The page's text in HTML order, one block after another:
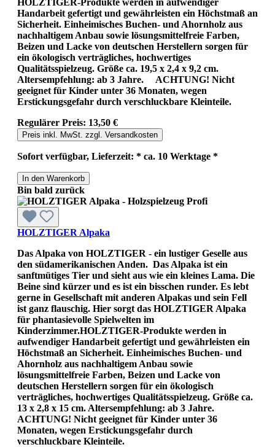
Handarbeit gefertigt und gewährleisten ein Höchstmaß an
Sicherheit. Einheimisches Buchen- und Ahornholz aus
nachhaltigem Anbau sowie lösungsmittelfreie Farben,
Beizen und Lacke von deutschen Herstellern sorgen für
ein ökologisch verträgliches, hochwertiges
Qualitätsspielzeug. Größe ca. 19,5 x 2,4 x 9,2 cm.
Altersempfehlung: ab 3 Jahre. ACHTUNG! Nicht
geeignet für Kinder unter 36 Monaten, wegen
Erstickungsgefahr durch verschluckbare Kleinteile.
Regulärer Preis: 13,50 €
Preis inkl. MwSt. zzgl. Versandkosten
Sofort verfügbar, Lieferzeit: * ca. 10 Werktage *
In den Warenkorb
Bin bald zurück
HOLZTIGER Alpaka
Das Alpaka von HOLZTIGER - ein lustiger Geselle aus
den südamerikanischen Anden. Das Alpaka ist ein
sanftmütiges Tier und sieht aus wie ein kleines Lama. Die
Beine sind kürzer und es ist ein bisschen runder. Es lebt
gerne in Gesellschaft mit anderen Alpakas und sein Fell
ist ganz flauschig. Hier sorgt das HOLZTIGER Alpaka
für phantasievolle Spielwelten im
Kinderzimmer.HOLZTIGER-Produkte werden in
aufwendiger Handarbeit gefertigt und gewährleisten ein
Höchstmaß an Sicherheit. Einheimisches Buchen- und
Ahornholz aus nachhaltigem Anbau sowie
lösungsmittelfreie Farben, Beizen und Lacke von
deutschen Herstellern sorgen für ein ökologisch
verträgliches, hochwertiges Qualitätsspielzeug. Größe ca.
13 x 2,8 x 15 cm. Altersempfehlung: ab 3 Jahre.
ACHTUNG! Nicht geeignet für Kinder unter 36
Monaten, wegen Erstickungsgefahr durch
verschluckbare Kleinteile.